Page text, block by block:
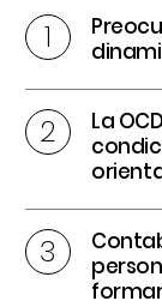
La